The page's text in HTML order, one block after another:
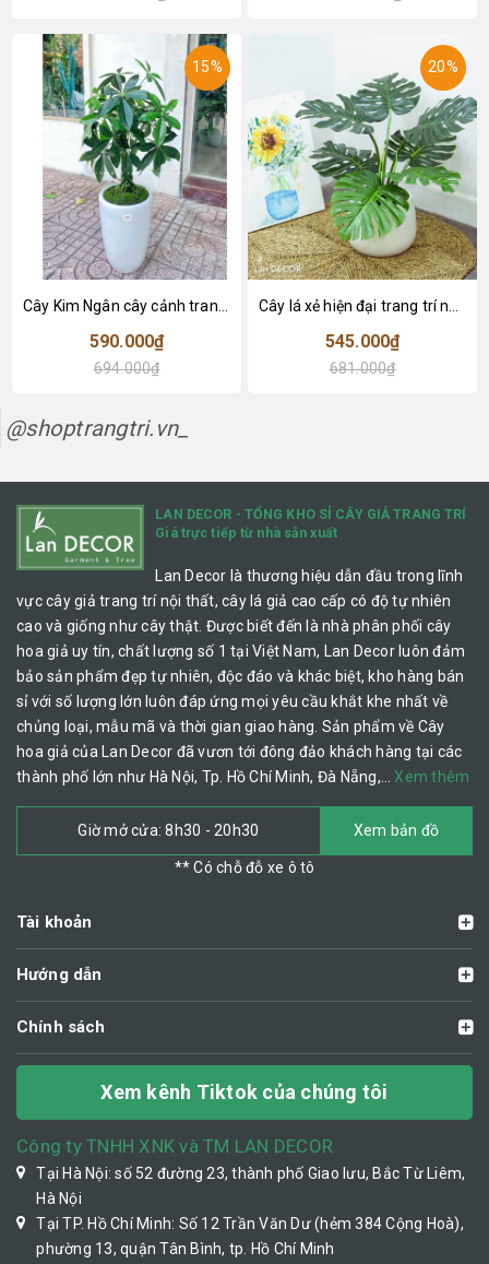
15%
590.000₫
694.000₫
20%
545.000₫
681.000₫
@shoptrangtri.vn_
LAN DECOR - TỔNG KHO SỈ CÂY GIẢ TRANG TRÍ
Giá trực tiếp từ nhà sản xuất
Lan Decor là thương hiệu dẫn đầu trong lĩnh
vực cây giả trang trí nội thất, cây lá giả cao cấp có độ tự nhiên
cao và giống như cây thật. Được biết đến là nhà phân phối cây
hoa giả uy tín, chất lượng số 1 tại Việt Nam, Lan Decor luôn đảm
bảo sản phẩm đẹp tự nhiên, độc đáo và khác biệt, kho hàng bán
sỉ với số lượng lớn luôn đáp ứng mọi yêu cầu khắt khe nhất về
chủng loại, mẫu mã và thời gian giao hàng. Sản phẩm về Cây
hoa giả của Lan Decor đã vươn tới đông đảo khách hàng tại các
thành phố lớn như Hà Nội, Tp. Hồ Chí Minh, Đà Nẵng,…Xem thêm
Giờ mở cửa: 8h30 - 20h30 Xem bản đồ
** Có chỗ đỗ xe ô tô
Tài khoản
Hướng dẫn
Chính sách
Xem kênh Tiktok của chúng tôi
Công ty TNHH XNK và TM LAN DECOR
Tại Hà Nội: số 52 đường 23, thành phố Giao lưu, Bắc Từ Liêm,
Hà Nội
Tại TP. Hồ Chí Minh: Số 12 Trần Văn Dư (hẻm 384 Cộng Hoà),
phường 13, quận Tân Bình, tp. Hồ Chí Minh